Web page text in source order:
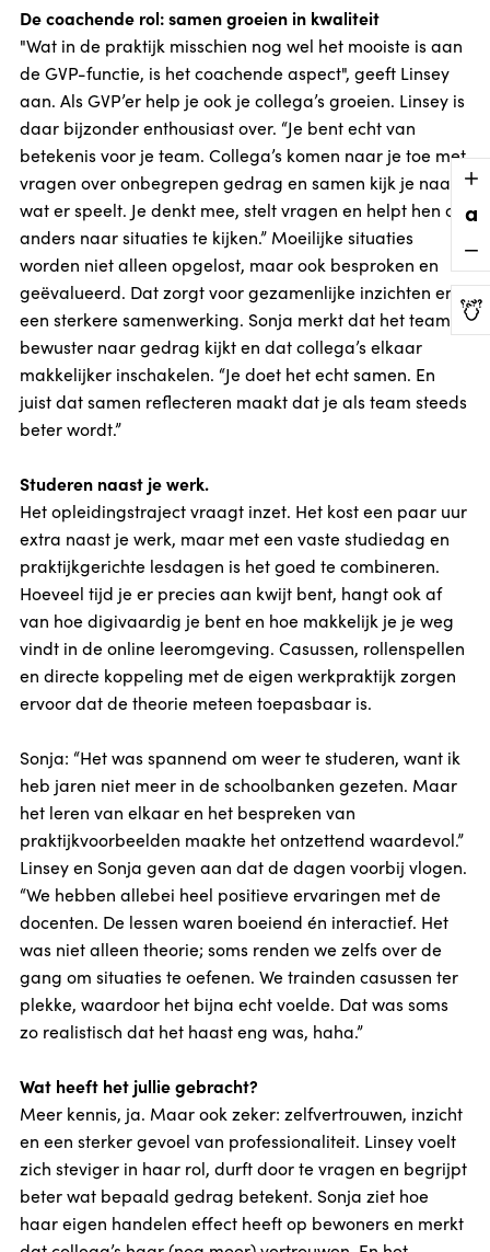
a
De coachende rol: samen groeien in kwaliteit
"Wat in de praktijk misschien nog wel het mooiste is aan
de GVP-functie, is het coachende aspect", geeft Linsey
aan. Als GVP’er help je ook je collega’s groeien. Linsey is
daar bijzonder enthousiast over. “Je bent echt van
betekenis voor je team. Collega’s komen naar je toe met
vragen over onbegrepen gedrag en samen kijk je naar
wat er speelt. Je denkt mee, stelt vragen en helpt hen om
anders naar situaties te kijken.” Moeilijke situaties
worden niet alleen opgelost, maar ook besproken en
geëvalueerd. Dat zorgt voor gezamenlijke inzichten en
een sterkere samenwerking. Sonja merkt dat het team
bewuster naar gedrag kijkt en dat collega’s elkaar
makkelijker inschakelen. “Je doet het echt samen. En
juist dat samen reflecteren maakt dat je als team steeds
beter wordt.”
Studeren naast je werk.
Het opleidingstraject vraagt inzet. Het kost een paar uur
extra naast je werk, maar met een vaste studiedag en
praktijkgerichte lesdagen is het goed te combineren.
Hoeveel tijd je er precies aan kwijt bent, hangt ook af
van hoe digivaardig je bent en hoe makkelijk je je weg
vindt in de online leeromgeving. Casussen, rollenspellen
en directe koppeling met de eigen werkpraktijk zorgen
ervoor dat de theorie meteen toepasbaar is.
Sonja: “Het was spannend om weer te studeren, want ik
heb jaren niet meer in de schoolbanken gezeten. Maar
het leren van elkaar en het bespreken van
praktijkvoorbeelden maakte het ontzettend waardevol.”
Linsey en Sonja geven aan dat de dagen voorbij vlogen.
“We hebben allebei heel positieve ervaringen met de
docenten. De lessen waren boeiend én interactief. Het
was niet alleen theorie; soms renden we zelfs over de
gang om situaties te oefenen. We trainden casussen ter
plekke, waardoor het bijna echt voelde. Dat was soms
zo realistisch dat het haast eng was, haha.”
Wat heeft het jullie gebracht?
Meer kennis, ja. Maar ook zeker: zelfvertrouwen, inzicht
en een sterker gevoel van professionaliteit. Linsey voelt
zich steviger in haar rol, durft door te vragen en begrijpt
beter wat bepaald gedrag betekent. Sonja ziet hoe
haar eigen handelen effect heeft op bewoners en merkt